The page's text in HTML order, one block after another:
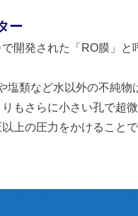
ー
開発された「RO膜」
塩類など水以外の不純
もさらに小さい孔で超
上の圧力をかけること